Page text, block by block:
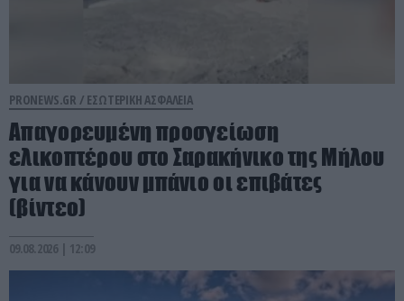
PRONEWS.GR / ΕΣΩΤΕΡΙΚΗ ΑΣΦΑΛΕΙΑ
Απαγορευμένη προσγείωση
ελικοπτέρου στο Σαρακήνικο της Μήλου
για να κάνουν μπάνιο οι επιβάτες
(βίντεο)
09.08.2026 | 12:09